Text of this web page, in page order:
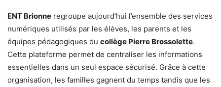
ENT Brionne regroupe aujourd’hui l’ensemble des services
numériques utilisés par les élèves, les parents et les
équipes pédagogiques du collège Pierre Brossolette.
Cette plateforme permet de centraliser les informations
essentielles dans un seul espace sécurisé. Grâce à cette
organisation, les familles gagnent du temps tandis que les